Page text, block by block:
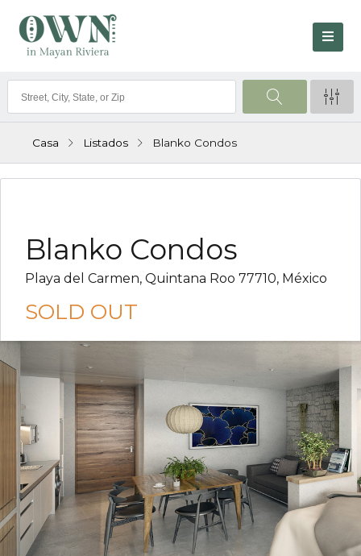
Casa Listados Blanko Condos
Blanko Condos
Playa del Carmen, Quintana Roo 77710, México
SOLD OUT